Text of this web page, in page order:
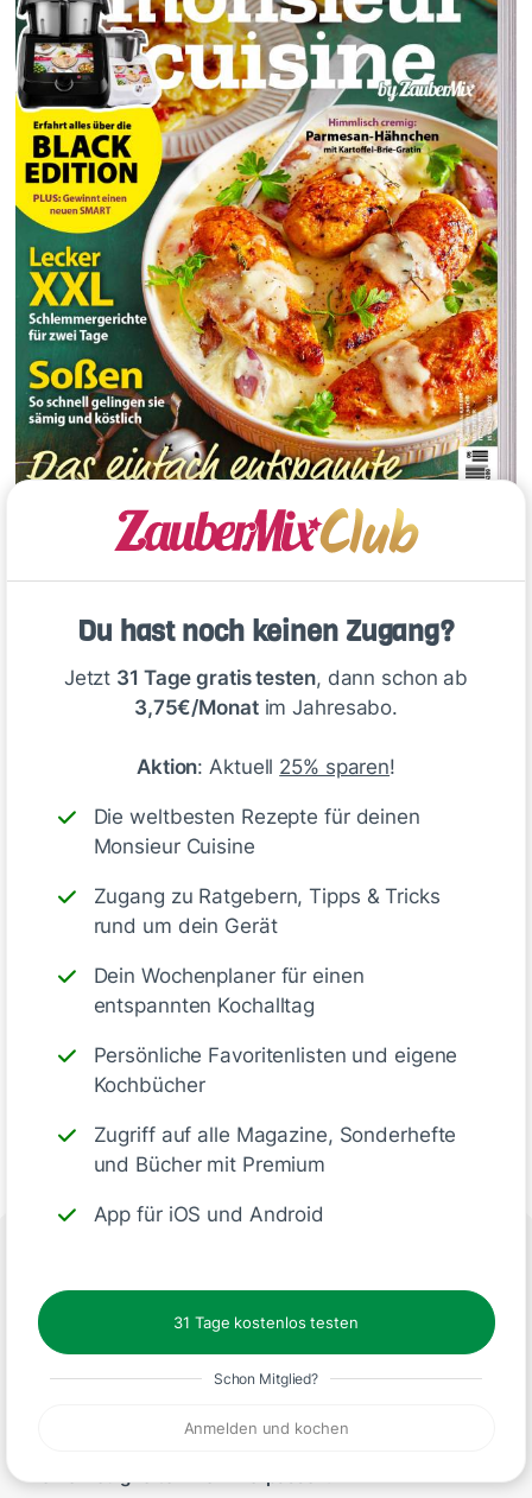
Du hast noch keinen Zugang?
Jetzt 31 Tage gratis testen, dann schon ab
3,75€/Monatim Jahresabo.
Aktion: Aktuell 25% sparen!
Die weltbesten Rezepte für deinen
Monsieur Cuisine
Zugang zu Ratgebern, Tipps & Tricks
rund um dein Gerät
Dein Wochenplaner für einen
entspannten Kochalltag
Persönliche Favoritenlisten und eigene
Kochbücher
Zugriff auf alle Magazine, Sonderhefte
und Bücher mit Premium
App für iOS und Android
31 Tage kostenlos testen
Schon Mitglied?
Anmelden und kochen
Folge uns